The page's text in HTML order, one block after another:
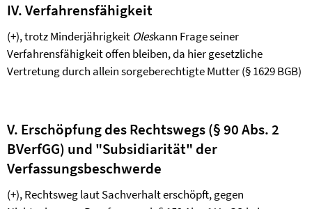
IV. Verfahrensfähigkeit
(+), trotz Minderjährigkeit Oleskann Frage seiner
Verfahrensfähigkeit offen bleiben, da hier gesetzliche
Vertretung durch allein sorgeberechtigte Mutter (§ 1629 BGB)
V. Erschöpfung des Rechtswegs (§ 90 Abs. 2
BVerfGG) und "Subsidiarität" der
Verfassungsbeschwerde
(+), Rechtsweg laut Sachverhalt erschöpft, gegen